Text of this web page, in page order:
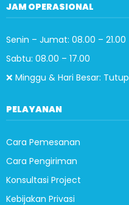
JAM OPERASIONAL
Senin – Jumat: 08.00 – 21.00
Sabtu: 08.00 – 17.00
❌ Minggu & Hari Besar: Tutup
PELAYANAN
Cara Pemesanan
Cara Pengiriman
Konsultasi Project
Kebijakan Privasi